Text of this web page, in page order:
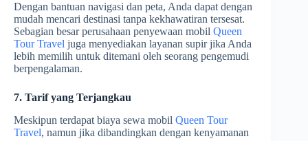
Dengan bantuan navigasi dan peta, Anda dapat dengan
mudah mencari destinasi tanpa kekhawatiran tersesat.
Sebagian besar perusahaan penyewaan mobil Queen
Tour Travel juga menyediakan layanan supir jika Anda
lebih memilih untuk ditemani oleh seorang pengemudi
berpengalaman.
7. Tarif yang Terjangkau
Meskipun terdapat biaya sewa mobil Queen Tour
Travel, namun jika dibandingkan dengan kenyamanan